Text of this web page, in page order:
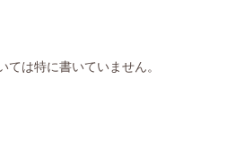
は特に書いていません。